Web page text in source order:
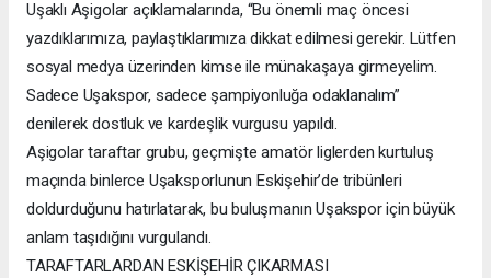
Uşaklı Aşigolar açıklamalarında, “Bu önemli maç öncesi
yazdıklarımıza, paylaştıklarımıza dikkat edilmesi gerekir. Lütfen
sosyal medya üzerinden kimse ile münakaşaya girmeyelim.
Sadece Uşakspor, sadece şampiyonluğa odaklanalım”
denilerek dostluk ve kardeşlik vurgusu yapıldı.
Aşigolar taraftar grubu, geçmişte amatör liglerden kurtuluş
maçında binlerce Uşaksporlunun Eskişehir’de tribünleri
doldurduğunu hatırlatarak, bu buluşmanın Uşakspor için büyük
anlam taşıdığını vurgulandı.
TARAFTARLARDAN ESKİŞEHİR ÇIKARMASI